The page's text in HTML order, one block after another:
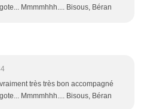
Mmmmhhh.... Bisous, Béran
très très bon accompagné
Mmmmhhh.... Bisous, Béran